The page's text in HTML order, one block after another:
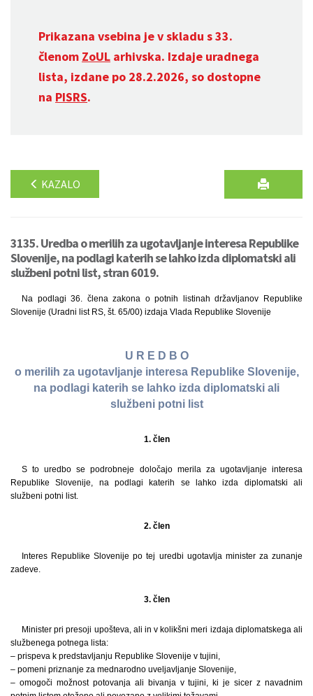
Prikazana vsebina je v skladu s 33.
členom ZoUL arhivska. Izdaje uradnega
lista, izdane po 28.2.2026, so dostopne
na PISRS.
KAZALO
3135. Uredba o merilih za ugotavljanje interesa Republike
Slovenije, na podlagi katerih se lahko izda diplomatski ali
službeni potni list, stran 6019.
Na podlagi 36. člena zakona o potnih listinah državljanov Republike
Slovenije (Uradni list RS, št. 65/00) izdaja Vlada Republike Slovenije
U R E D B O
o merilih za ugotavljanje interesa Republike Slovenije,
na podlagi katerih se lahko izda diplomatski ali
službeni potni list
1. člen
S to uredbo se podrobneje določajo merila za ugotavljanje interesa
Republike Slovenije, na podlagi katerih se lahko izda diplomatski ali
službeni potni list.
2. člen
Interes Republike Slovenije po tej uredbi ugotavlja minister za zunanje
zadeve.
3. člen
Minister pri presoji upošteva, ali in v kolikšni meri izdaja diplomatskega ali
službenega potnega lista:
– prispeva k predstavljanju Republike Slovenije v tujini,
– pomeni priznanje za mednarodno uveljavljanje Slovenije,
– omogoči možnost potovanja ali bivanja v tujini, ki je sicer z navadnim